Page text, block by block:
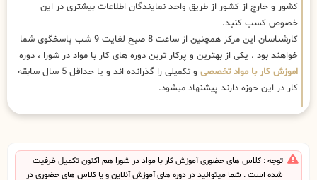
کشور و خارج از کشور از طریق واحد نمایندگان اطلاعات بیشتری در این
خصوص کسب کنبد.
کارشناسان این مرکز همچنین از ساعت 8 صبح لغایت 9 شب پاسخگوی شما
خواهند بود . یکی از بهترین و پرکار ترین دوره های کار با مواد در شورا ، دوره
اموزش کار با مواد تخصصی
و تکمیلی را گذرانده اند و یا حداقل 5 سال سابقه
کار در این حوزه دارند پیشنهاد میشود.
توجه : کلاس های حضوری آموزش کار با مواد در شورا هم اکنون تکمیل ظرفیت
شده است . شما میتوانید در دوره های آموزش آنلاین و یا کلاس های حضوری در